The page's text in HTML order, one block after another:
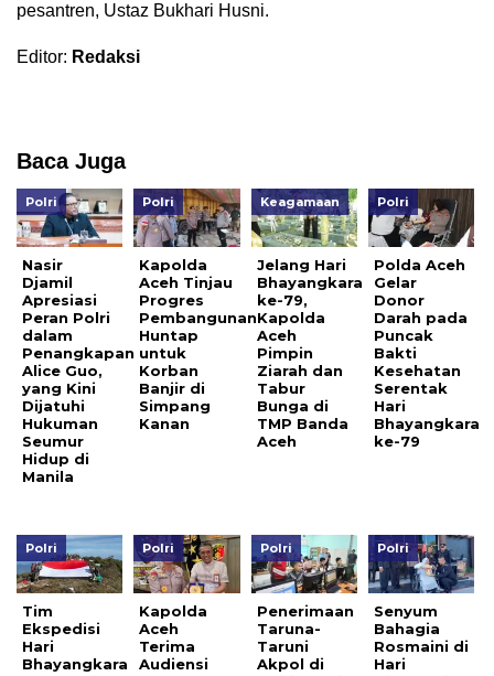
pesantren, Ustaz Bukhari Husni.
Editor: Redaksi
Baca Juga
Polri
Nasir
Djamil
Apresiasi
Peran Polri
dalam
Penangkapan
Alice Guo,
yang Kini
Dijatuhi
Hukuman
Seumur
Hidup di
Manila
Polri
Kapolda
Aceh Tinjau
Progres
Pembangunan
Huntap
untuk
Korban
Banjir di
Simpang
Kanan
Keagamaan
Jelang Hari
Bhayangkara
ke-79,
Kapolda
Aceh
Pimpin
Ziarah dan
Tabur
Bunga di
TMP Banda
Aceh
Polri
Polda Aceh
Gelar
Donor
Darah pada
Puncak
Bakti
Kesehatan
Serentak
Hari
Bhayangkara
ke-79
Polri
Tim
Ekspedisi
Hari
Bhayangkara
Polri
Kapolda
Aceh
Terima
Audiensi
Polri
Penerimaan
Taruna-
Taruni
Akpol di
Polri
Senyum
Bahagia
Rosmaini di
Hari